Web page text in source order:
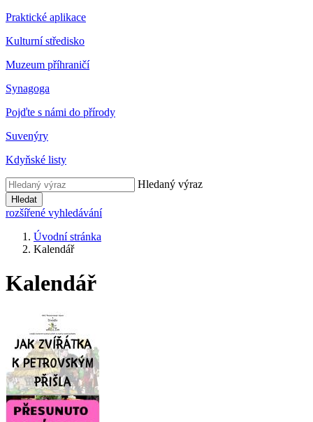
Praktické aplikace
Kulturní středisko
Muzeum příhraničí
Synagoga
Pojďte s námi do přírody
Suvenýry
Kdyňské listy
Hledaný výraz
Hledat
rozšířené vyhledávání
Úvodní stránka
Kalendář
Kalendář